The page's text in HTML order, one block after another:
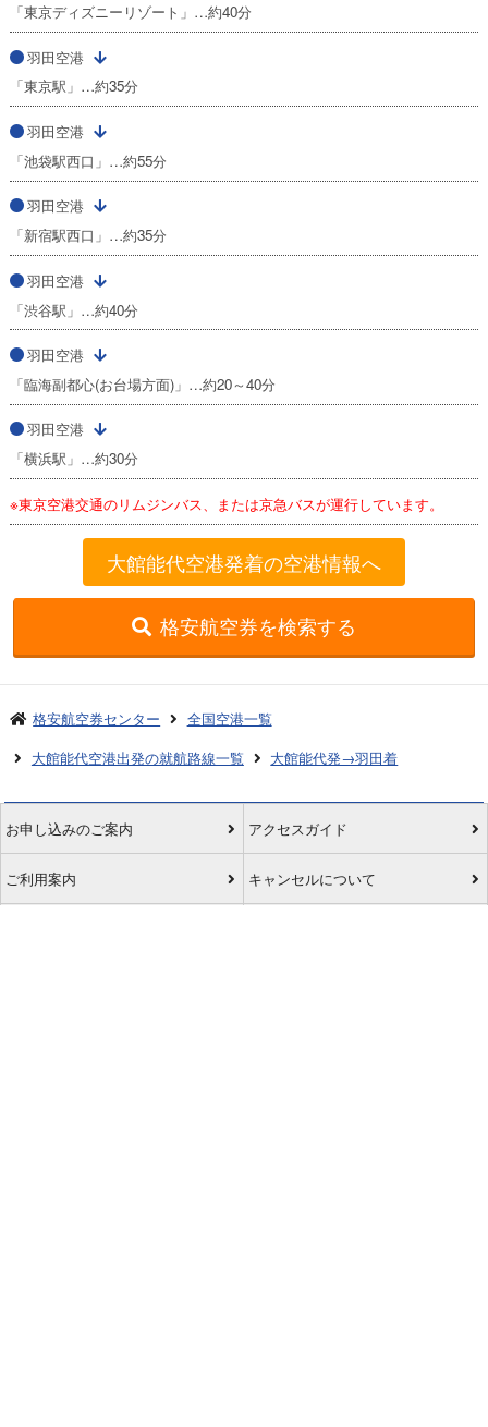
「東京ディズニーリゾート」…約40分
羽田空港
「東京駅」…約35分
羽田空港
「池袋駅西口」…約55分
羽田空港
「新宿駅西口」…約35分
羽田空港
「渋谷駅」…約40分
羽田空港
「臨海副都心(お台場方面)」…約20～40分
羽田空港
「横浜駅」…約30分
※東京空港交通のリムジンバス、または京急バスが運行しています。
大館能代空港発着の空港情報へ
格安航空券を検索する
格安航空券センター
全国空港一覧
大館能代空港出発の就航路線一覧
大館能代発→羽田着
お申し込みのご案内 アクセスガイド
ご利用案内 キャンセルについて